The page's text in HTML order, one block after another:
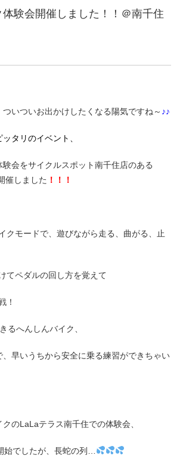
験会開催しました！！＠南千住
いついお出かけしたくなる陽気ですね～ ♪♪
タリのイベント、
会をサイクルスポット南千住店のある
催しました ！！！
クモードで、遊びながら走る、曲がる、止
てペダルの回し方を覚えて
！
るへんしんバイク、
、早いうちから安全に乗る練習ができちゃい
のLaLaテラス南千住での体験会、
始でしたが、長蛇の列…